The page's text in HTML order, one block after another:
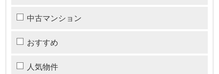
中古マンション
おすすめ
人気物件